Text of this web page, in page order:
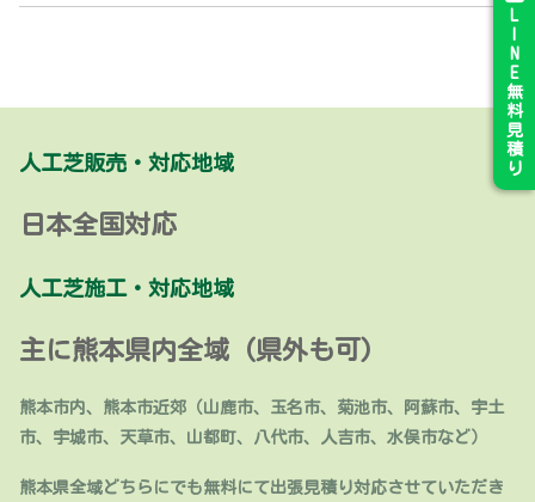
L
N
E
無
料
見
積
り
人工芝販売・対応地域
日本全国対応
人工芝施工・対応地域
主に熊本県内全域 (県外も可)
熊本市内、熊本市近郊（山鹿市、玉名市、菊池市、阿蘇市、宇土
市、宇城市、天草市、山都町、八代市、人吉市、水俣市など）
熊本県全域どちらにでも無料にて出張見積り対応させていただき